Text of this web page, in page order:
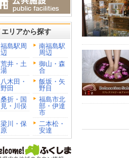
エリアから探す
福島駅周
辺
南福島駅
周辺
荒井・土
湯
御山・森
合
八木田・
野田
飯坂・矢
野目
桑折・国
見・川俣
福島市北
部・伊達
市
梁川・保
原
二本松・
安達